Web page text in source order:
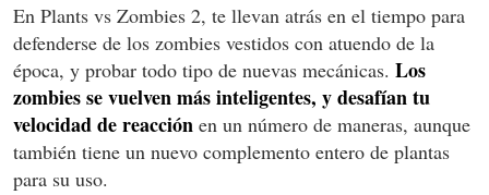
En Plants vs Zombies 2, te llevan atrás en el tiempo para
defenderse de los zombies vestidos con atuendo de la
época, y probar todo tipo de nuevas mecánicas. Los
zombies se vuelven más inteligentes, y desafían tu
velocidad de reacción en un número de maneras, aunque
también tiene un nuevo complemento entero de plantas
para su uso.